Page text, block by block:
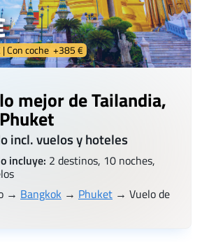
Con coche +385 €
mejor de Tailandia,
incl. vuelos y hoteles
incluye: 2 destinos, 10 noches,
→ Bangkok → Phuket → Vuelo de